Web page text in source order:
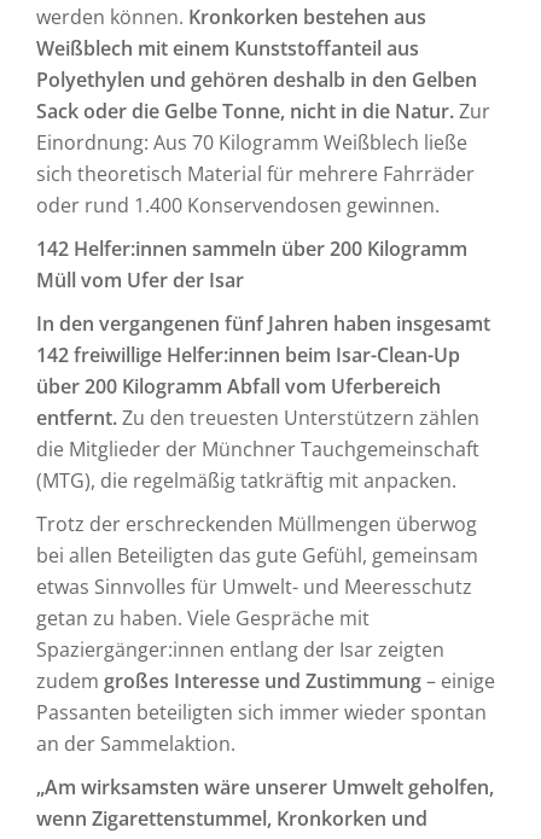
werden können. Kronkorken bestehen aus
Weißblech mit einem Kunststoffanteil aus
Polyethylen und gehören deshalb in den Gelben
Sack oder die Gelbe Tonne, nicht in die Natur.Zur
Einordnung: Aus 70 Kilogramm Weißblech ließe
sich theoretisch Material für mehrere Fahrräder
oder rund 1.400 Konservendosen gewinnen.
142 Helfer:innen sammeln über 200 Kilogramm
Müll vom Ufer der Isar
In den vergangenen fünf Jahren haben insgesamt
142 freiwillige Helfer:innen beim Isar-Clean-Up
über 200 Kilogramm Abfall vom Uferbereich
entfernt.Zu den treuesten Unterstützern zählen
die Mitglieder der Münchner Tauchgemeinschaft
(MTG), die regelmäßig tatkräftig mit anpacken.
Trotz der erschreckenden Müllmengen überwog
bei allen Beteiligten das gute Gefühl, gemeinsam
etwas Sinnvolles für Umwelt- und Meeresschutz
getan zu haben. Viele Gespräche mit
Spaziergänger:innen entlang der Isar zeigten
zudem großes Interesse und Zustimmung– einige
Passanten beteiligten sich immer wieder spontan
an der Sammelaktion.
„Am wirksamsten wäre unserer Umwelt geholfen,
wenn Zigarettenstummel, Kronkorken und